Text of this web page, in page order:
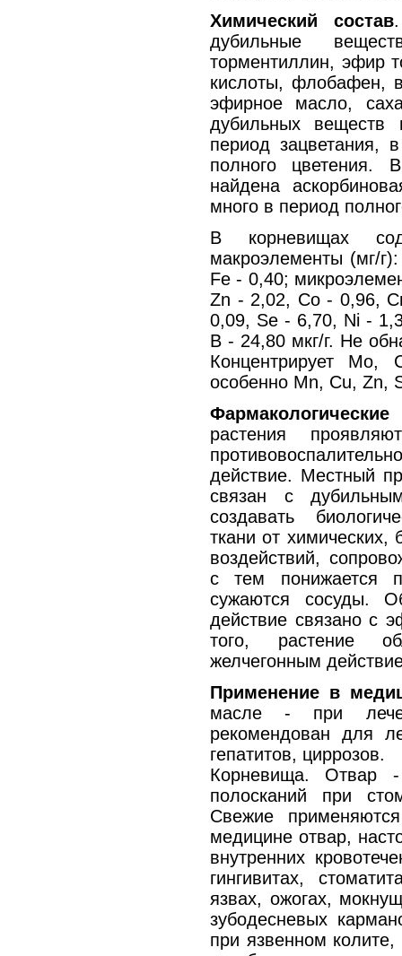
Химический состав
дубильные
торментиллин, эфир
кислоты, флобафен,
эфирное масло,
дубильных веществ
период зацветания,
полного цветения.
найдена
много в период
В корневищах
макроэлементы (мг/
Fe - 0,40;
Zn - 2,02, Со - 0,96,
0,09, Se - 6,70, Ni -
В - 24,80 мкг/г. Не
Концентрирует
особенно Mn, Cu, Zn,
растения
действие. Местный
связан с
создавать
ткани от химических,
воздействий,
с тем понижается
сужаются сосуды.
действие связано с
того, растение
желчегонным
Применение в
масле - при
рекомендован для
гепатитов, циррозов.
Корневища. Отвар
полосканий при
Свежие
медицине отвар,
внутренних
гингивитах,
язвах, ожогах,
зубодесневых
при язвенном колите,